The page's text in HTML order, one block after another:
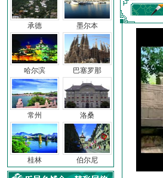
承德
哈尔滨
常州
桂林
墨尔本
巴塞罗那
洛桑
伯尔尼
子 冯